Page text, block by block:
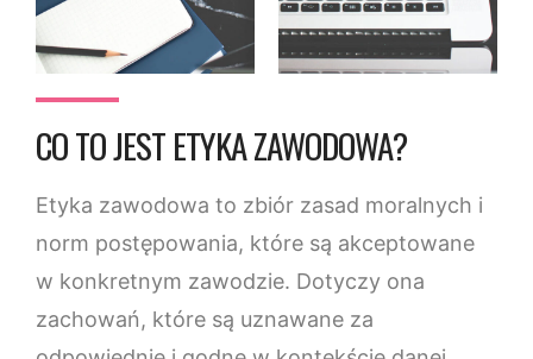
CO TO JEST ETYKA ZAWODOWA?
Etyka zawodowa to zbiór zasad moralnych i
norm postępowania, które są akceptowane
w konkretnym zawodzie. Dotyczy ona
zachowań, które są uznawane za